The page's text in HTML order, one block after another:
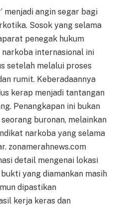
menjadi angin segar bagi
Sosok yang selama
penegak hukum
internasional ini
setelah melalui proses
rumit. Keberadaannya
kerap menjadi tantangan
Penangkapan ini bukan
buronan, melainkan
narkoba yang selama
zonamerahnews.com
detail mengenai lokasi
yang diamankan masih
dipastikan
kerja keras dan